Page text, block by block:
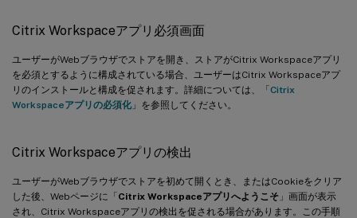
Citrix Workspaceアプリ必須画面
ユーザーがWebブラウザでストアを開き、ストアがCitrix Workspaceアプリ
を必須とするように構成されている場合、ユーザーはCitrix Workspaceアプ
リのインストールと構成を促されます。詳細については、「Citrix
Workspaceアプリの必須化」を参照してください。
Citrix Workspaceアプリの検出
ユーザーがWebブラウザでストアを初めて開くとき、またはCookieをクリア
した後、Webページに「Citrix Workspaceアプリへようこそ 」画面が表示
され、Citrix Workspaceアプリの検出を促される場合があります。この手順